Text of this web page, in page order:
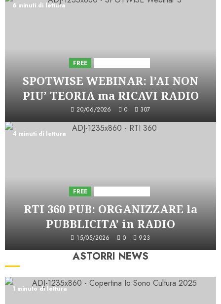
6 minuti di lettura
FREE
SPOTWISE WEBINAR: l’AI NON
PIU’ TEORIA ma RICAVI RADIO
20/06/2026 0 307
4 minuti di lettura
FREE
RTI 360 PUB: ORGANIZZARE la
PUBBLICITA’ in RADIO
15/05/2026 0 923
ASTORRI NEWS
1 minuto di lettura